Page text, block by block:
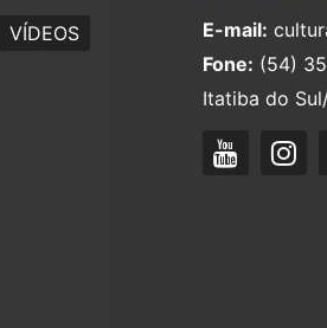
VÍDEOS
E-mail:
Fone: (54)
Itatiba do